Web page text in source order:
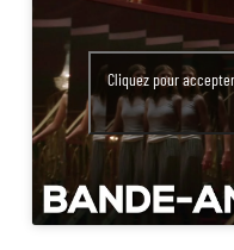
Cliquez pour